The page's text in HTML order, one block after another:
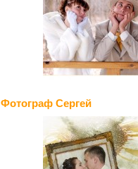
Фотограф Сергей